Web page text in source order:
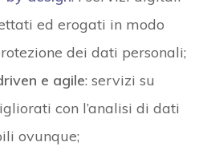
ed erogati in modo
dei dati personali;
e agile: servizi su
con l’analisi di dati
ovunque;